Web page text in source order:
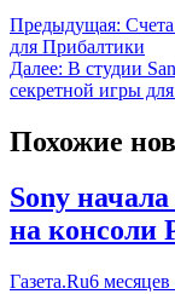
Предыдущая:
для Прибалтики
Далее: В студии
секретной игры
Похожие
Sony
на консоли
Газета.Ru6 месяцев